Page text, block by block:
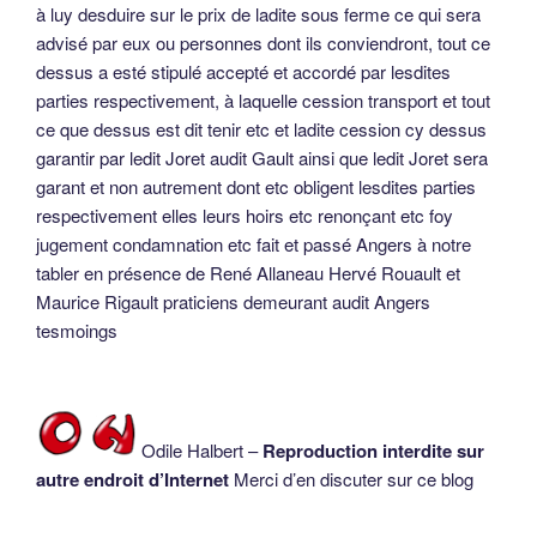
à luy desduire sur le prix de ladite sous ferme ce qui sera
advisé par eux ou personnes dont ils conviendront, tout ce
dessus a esté stipulé accepté et accordé par lesdites
parties respectivement, à laquelle cession transport et tout
ce que dessus est dit tenir etc et ladite cession cy dessus
garantir par ledit Joret audit Gault ainsi que ledit Joret sera
garant et non autrement dont etc obligent lesdites parties
respectivement elles leurs hoirs etc renonçant etc foy
jugement condamnation etc fait et passé Angers à notre
tabler en présence de René Allaneau Hervé Rouault et
Maurice Rigault praticiens demeurant audit Angers
tesmoings
Odile Halbert –Reproduction interdite sur
autre endroit d’Internet Merci d’en discuter sur ce blog